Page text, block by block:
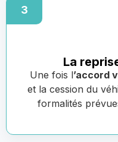
3
La
Une fois l’accord
et la cession du
formalités